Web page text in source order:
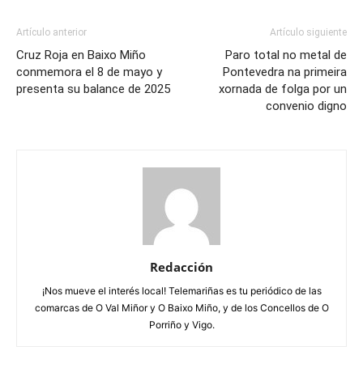
Artículo anterior
Cruz Roja en Baixo Miño
conmemora el 8 de mayo y
presenta su balance de 2025
Artículo siguiente
Paro total no metal de
Pontevedra na primeira
xornada de folga por un
convenio digno
Redacción
¡Nos mueve el interés local! Telemariñas es tu periódico de las
comarcas de O Val Miñor y O Baixo Miño, y de los Concellos de O
Porriño y Vigo.